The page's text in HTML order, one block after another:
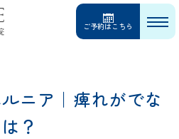
ご予約はこちら
ニア｜痺れがでな
？